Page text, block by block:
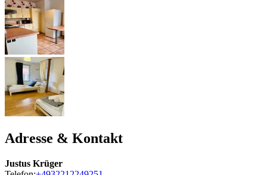
Adresse & Kontakt
Justus Krüger